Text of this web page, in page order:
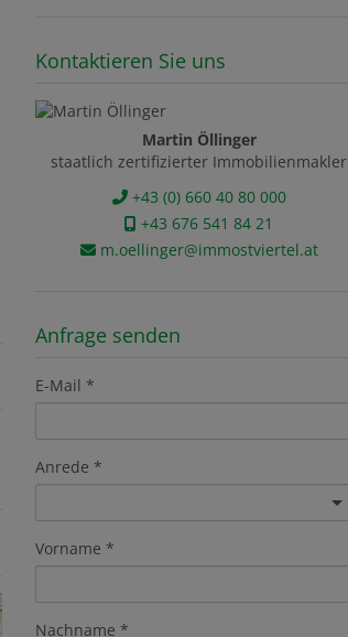
Kontaktieren Sie uns
Martin Öllinger
staatlich zertifizierter Immobilienmakler
+43 (0) 660 40 80 000
+43 676 541 84 21
m.oellinger@immostviertel.at
Anfrage senden
E-Mail
Anrede
Vorname
Nachname